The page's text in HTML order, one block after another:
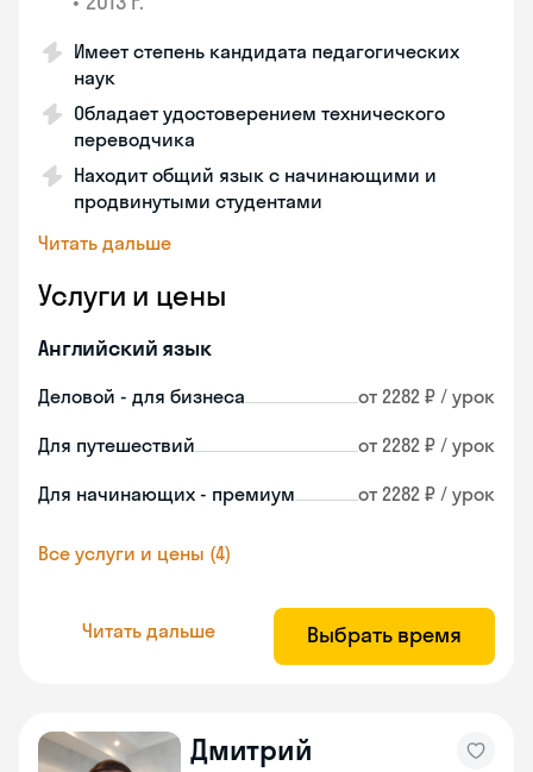
Имеет степень кандидата педагогических
наук
Обладает удостоверением технического
переводчика
Находит общий язык с начинающими и
продвинутыми студентами
Читать дальше
Услуги и цены
Английский язык
Деловой - для бизнеса от 2282 ₽ / урок
Для путешествий от 2282 ₽ / урок
Для начинающих - премиум от 2282 ₽ / урок
Все услуги и цены (4)
Читать дальше Выбрать время
Дмитрий